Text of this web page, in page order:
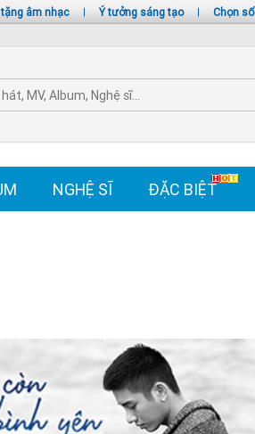
âm nhạc | Ý tưởng sáng tạo | Chọn số
NGHỆ SĨ ĐẶC BIỆT